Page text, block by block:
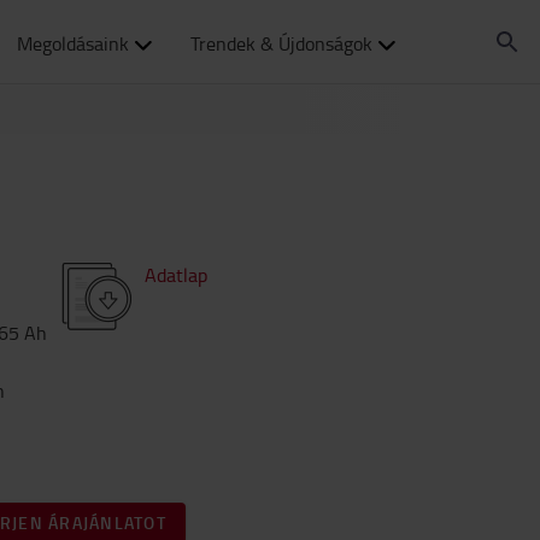
Megoldásaink Trendek & Újdonságok
Ah
Adatlap
ÁRAJÁNLATOT